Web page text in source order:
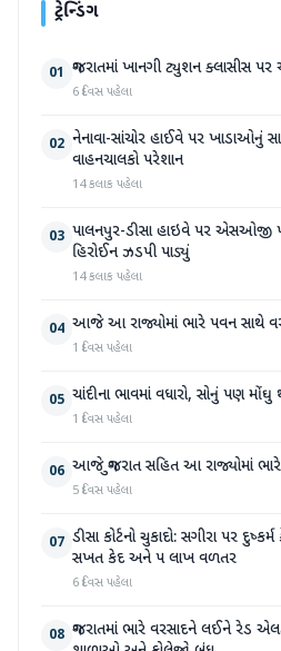
ટ્રેન્ડિંગ
01 ગુજરાતમાં ખાનગી ટ્યુશન ક્લાસીસ
6 દિવસ પહેલા
02 નેનાવા-સાંચોર હાઈવે પર ખાડાઓનું
વાહનચાલકો પરેશાન
14 કલાક પહેલા
03 પાલનપુર-ડીસા હાઇવે પર એસઓજી
હિરોઈન ઝડપી પાડ્યું
14 કલાક પહેલા
04 આજે આ રાજ્યોમાં ભારે પવન સાથે
1 દિવસ પહેલા
05 ચાંદીના ભાવમાં વધારો, સોનું પણ
1 દિવસ પહેલા
06 આજે ગુજરાત સહિત આ રાજ્યોમાં
5 દિવસ પહેલા
07 ડીસા કોર્ટનો ચુકાદો: સગીરા પર
સખત કેદ અને ૫ લાખ વળતર
6 દિવસ પહેલા
08 ગુજરાતમાં ભારે વરસાદને લઈને રેડ